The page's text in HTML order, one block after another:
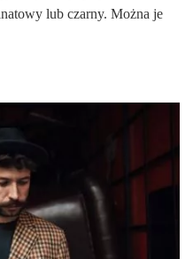
lub czarny. Można je